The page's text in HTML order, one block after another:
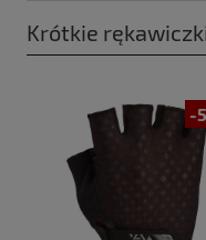
Krótkie
-